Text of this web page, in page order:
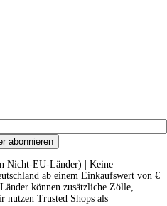
abonnieren
Nicht-EU-Länder) | Keine
ab einem Einkaufswert von €
können zusätzliche Zölle,
nutzen Trusted Shops als